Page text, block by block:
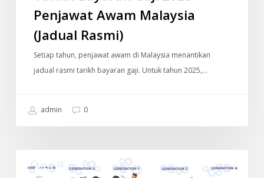
Penjawat Awam Malaysia
(Jadual Rasmi)
Setiap tahun, penjawat awam di Malaysia menantikan
jadual rasmi tarikh bayaran gaji. Untuk tahun 2025,…
admin 0
INFO
Alpha